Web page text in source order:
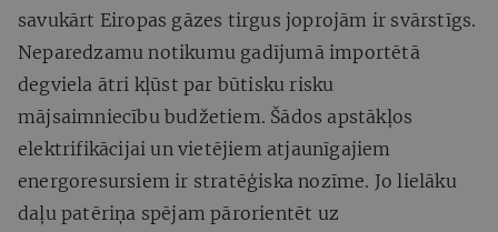
savukārt Eiropas gāzes tirgus joprojām ir svārstīgs.
Neparedzamu notikumu gadījumā importētā
degviela ātri kļūst par būtisku risku
mājsaimniecību budžetiem. Šādos apstākļos
elektrifikācijai un vietējiem atjaunīgajiem
energoresursiem ir stratēģiska nozīme. Jo lielāku
daļu patēriņa spējam pārorientēt uz